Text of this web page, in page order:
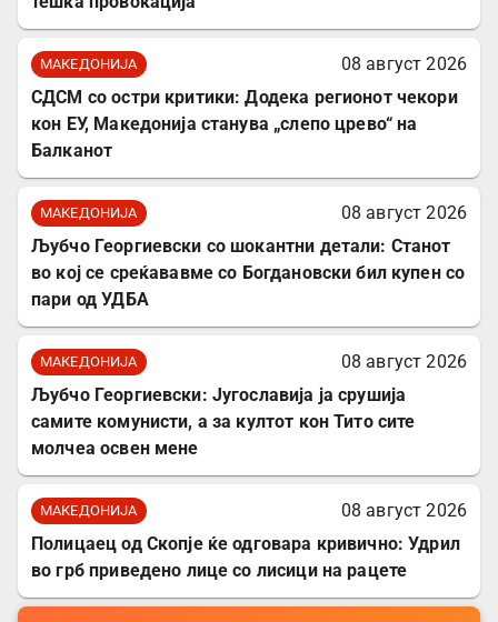
МАКЕДОНИЈА
08 август 2026
СДСМ со остри критики: Додека регионот чекори
кон ЕУ, Македонија станува „слепо црево“ на
Балканот
МАКЕДОНИЈА
08 август 2026
Љубчо Георгиевски со шокантни детали: Станот
во кој се среќававме со Богдановски бил купен со
пари од УДБА
МАКЕДОНИЈА
08 август 2026
Љубчо Георгиевски: Југославија ја срушија
самите комунисти, а за култот кон Тито сите
молчеа освен мене
МАКЕДОНИЈА
08 август 2026
Полицаец од Скопје ќе одговара кривично: Удрил
во грб приведено лице со лисици на рацете